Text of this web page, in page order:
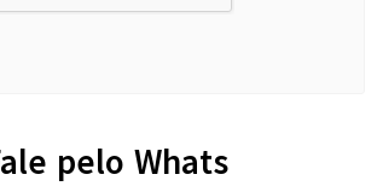
pelo Whats